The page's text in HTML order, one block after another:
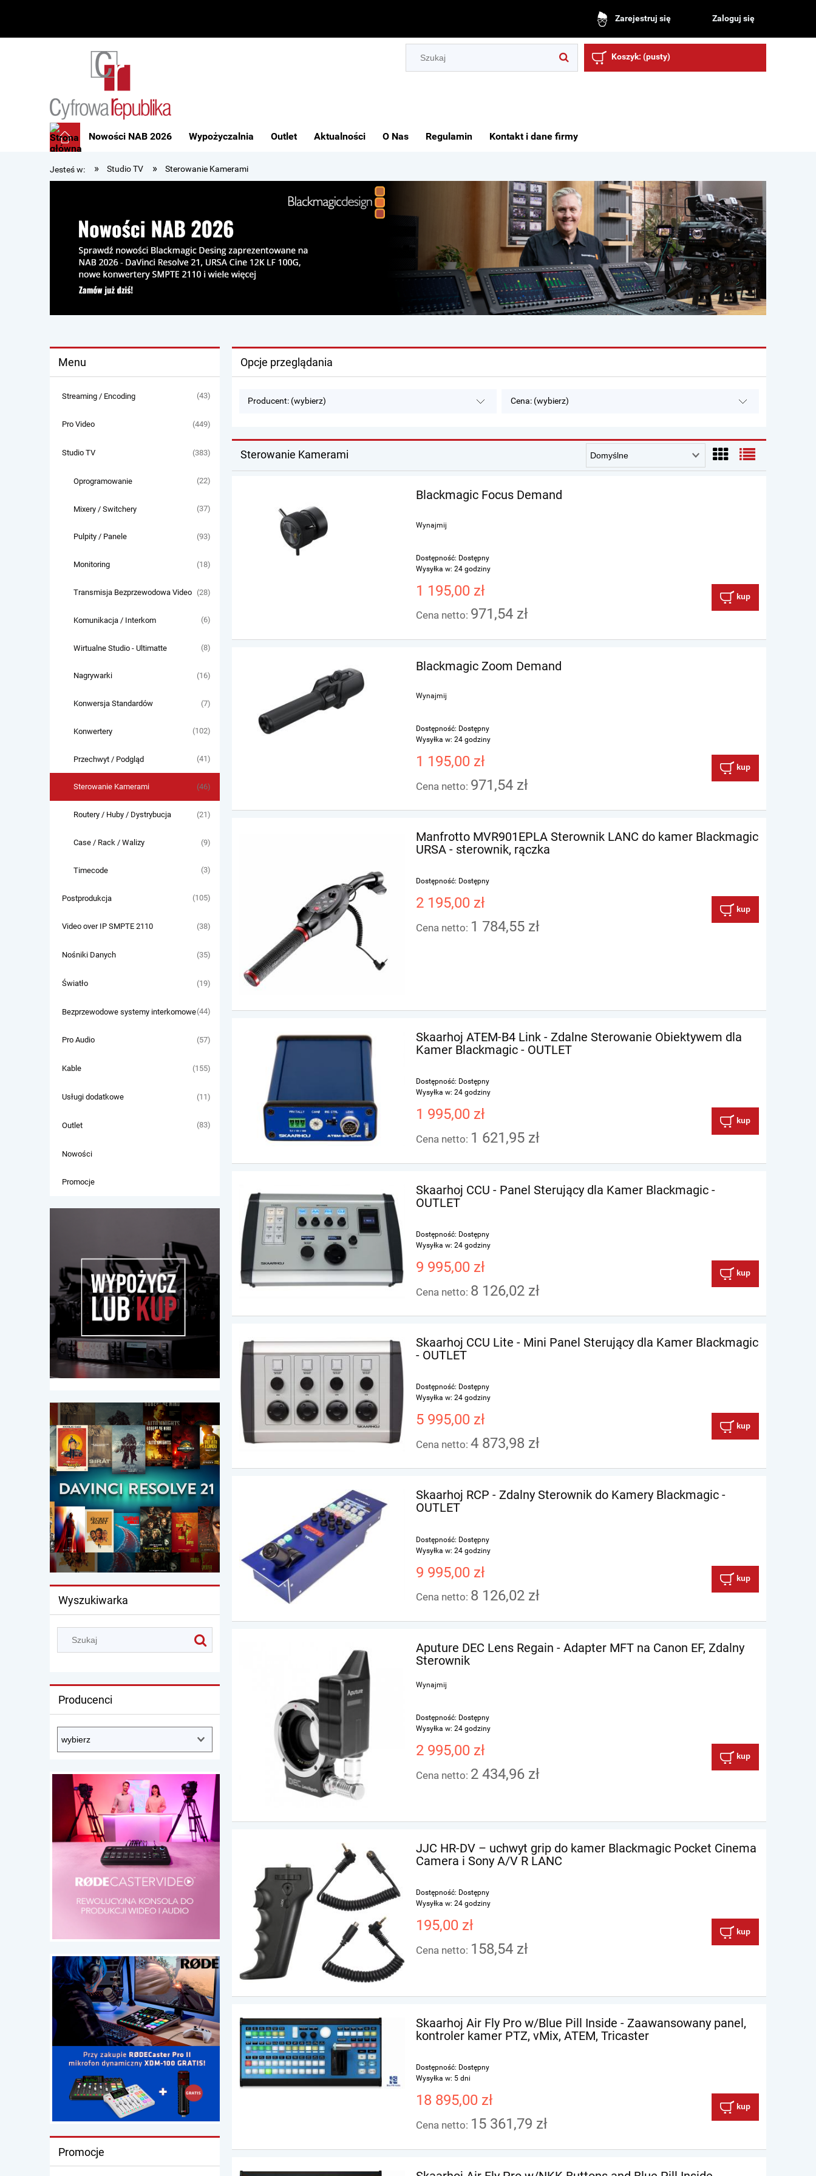
Zarejestruj się Zaloguj się
Koszyk: (pusty)
Nowości NAB 2026 Wypożyczalnia Outlet Aktualności O Nas Regulamin Kontakt i dane firmy
Jesteś w: » Studio TV » Sterowanie Kamerami
Menu
Streaming / Encoding (43)
Pro Video (449)
Studio TV (383)
Oprogramowanie (22)
Mixery / Switchery (37)
Pulpity / Panele (93)
Monitoring (18)
Transmisja Bezprzewodowa Video (28)
Komunikacja / Interkom (6)
Wirtualne Studio - Ultimatte (8)
Nagrywarki (16)
Konwersja Standardów (7)
Konwertery (102)
Przechwyt / Podgląd (41)
Sterowanie Kamerami (46)
Routery / Huby / Dystrybucja (21)
Case / Rack / Walizy (9)
Timecode (3)
Postprodukcja (105)
Video over IP SMPTE 2110 (38)
Nośniki Danych (35)
Światło (19)
Bezprzewodowe systemy interkomowe(44)
Pro Audio (57)
Kable (155)
Usługi dodatkowe (11)
Outlet (83)
Nowości
Promocje
Wyszukiwarka
Producenci
Promocje
Opcje przeglądania
Producent: (wybierz) Cena: (wybierz)
Sterowanie Kamerami
Blackmagic Focus Demand
Wynajmij
Dostępność: Dostępny
Wysyłka w: 24 godziny
1 195,00 zł
Cena netto: 971,54 zł
kup
Blackmagic Zoom Demand
Wynajmij
Dostępność: Dostępny
Wysyłka w: 24 godziny
1 195,00 zł
Cena netto: 971,54 zł
kup
Manfrotto MVR901EPLA Sterownik LANC do kamer Blackmagic
URSA - sterownik, rączka
Dostępność: Dostępny
2 195,00 zł
Cena netto: 1 784,55 zł
kup
Skaarhoj ATEM-B4 Link - Zdalne Sterowanie Obiektywem dla
Kamer Blackmagic - OUTLET
Dostępność: Dostępny
Wysyłka w: 24 godziny
1 995,00 zł
Cena netto: 1 621,95 zł
kup
Skaarhoj CCU - Panel Sterujący dla Kamer Blackmagic -
OUTLET
Dostępność: Dostępny
Wysyłka w: 24 godziny
9 995,00 zł
Cena netto: 8 126,02 zł
kup
Skaarhoj CCU Lite - Mini Panel Sterujący dla Kamer Blackmagic
- OUTLET
Dostępność: Dostępny
Wysyłka w: 24 godziny
5 995,00 zł
Cena netto:4 873,98 zł
kup
Skaarhoj RCP - Zdalny Sterownik do Kamery Blackmagic -
OUTLET
Dostępność: Dostępny
Wysyłka w: 24 godziny
9 995,00 zł
Cena netto: 8 126,02 zł
kup
Aputure DEC Lens Regain - Adapter MFT na Canon EF, Zdalny
Sterownik
Wynajmij
Dostępność: Dostępny
Wysyłka w: 24 godziny
2 995,00 zł
Cena netto: 2 434,96 zł
kup
JJC HR-DV – uchwyt grip do kamer Blackmagic Pocket Cinema
Camera i Sony A/V R LANC
Dostępność: Dostępny
Wysyłka w: 24 godziny
195,00 zł
Cena netto: 158,54 zł
kup
Skaarhoj Air Fly Pro w/Blue Pill Inside - Zaawansowany panel,
kontroler kamer PTZ, vMix, ATEM, Tricaster
Dostępność: Dostępny
Wysyłka w: 5 dni
18 895,00 zł
Cena netto: 15 361,79 zł
kup